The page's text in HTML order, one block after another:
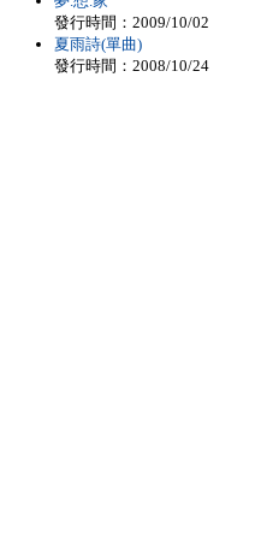
發行時間：2009/10/02
夏雨詩(單曲)
發行時間：2008/10/24